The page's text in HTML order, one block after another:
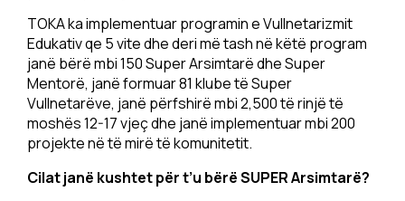
TOKA ka implementuar programin e Vullnetarizmit
Edukativ qe 5 vite dhe deri më tash në këtë program
janë bërë mbi 150 Super Arsimtarë dhe Super
Mentorë, janë formuar 81 klube të Super
Vullnetarëve, janë përfshirë mbi 2,500 të rinjë të
moshës 12-17 vjeç dhe janë implementuar mbi 200
projekte në të mirë të komunitetit.
Cilat janë kushtet për t’u bërë SUPER Arsimtarë?